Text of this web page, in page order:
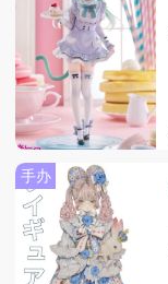
手办